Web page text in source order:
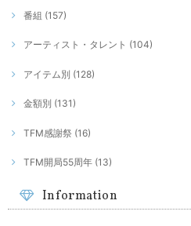
番組 (157)
アーティスト・タレント (104)
アイテム別 (128)
金額別 (131)
TFM感謝祭 (16)
TFM開局55周年 (13)
Information